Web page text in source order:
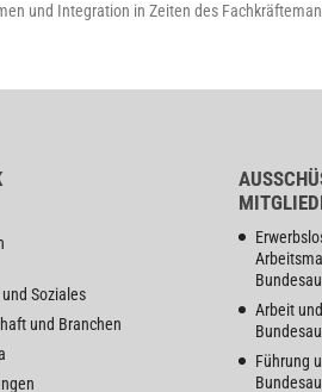
und Integration in Zeiten des
Soziales
und Branchen
Arbeit
Führung